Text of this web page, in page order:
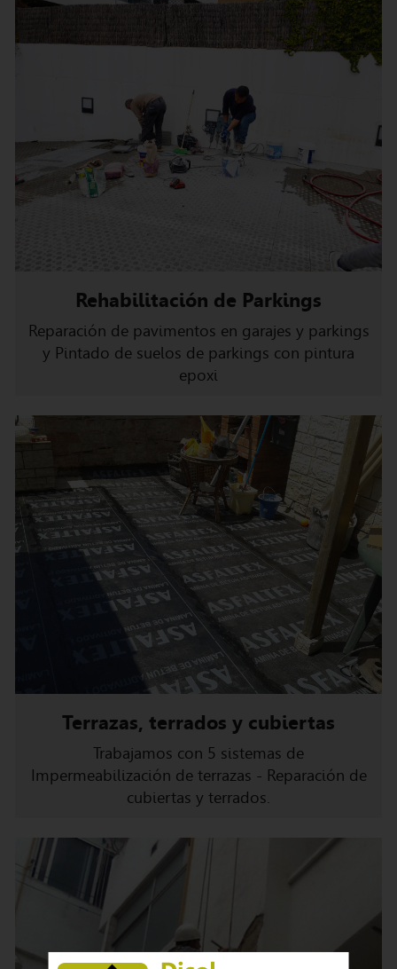
Rehabilitación de Parkings
Reparación de pavimentos en garajes y parkings
y Pintado de suelos de parkings con pintura
epoxi
Terrazas, terrados y cubiertas
Trabajamos con 5 sistemas de
Impermeabilización de terrazas - Reparación de
cubiertas y terrados.